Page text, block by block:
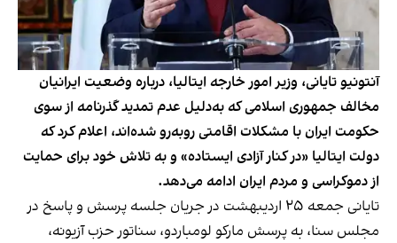
آنتونیو تایانی، وزیر امور خارجه ایتالیا، درباره وضعیت ایرانیان
مخالف جمهوری اسلامی که به‌دلیل عدم تمدید گذرنامه از سوی
حکومت ایران با مشکلات اقامتی روبه‌رو شده‌اند، اعلام کرد که
دولت ایتالیا «در کنار آزادی ایستاده» و به تلاش خود برای حمایت
از دموکراسی و مردم ایران ادامه می‌دهد.
تایانی جمعه ۲۵ اردیبهشت در جریان جلسه پرسش و پاسخ در
مجلس سنا، به پرسش مارکو لومباردو، سناتور حزب آزیونه،